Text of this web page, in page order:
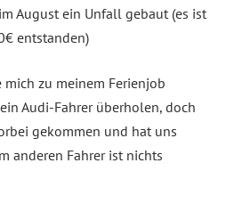
August ein Unfall gebaut (es ist
entstanden)
zu meinem Ferienjob
Audi-Fahrer überholen, doch
gekommen und hat uns
anderen Fahrer ist nichts